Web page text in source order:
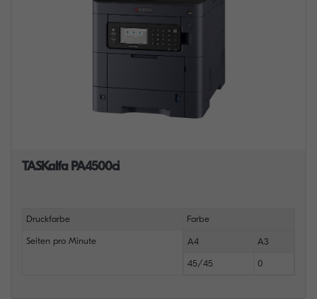
TASKalfa PA4500ci
Druckfarbe Farbe
Seiten pro Minute A4 A3
45/45 0